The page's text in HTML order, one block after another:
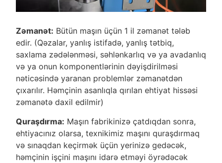
Zəmanət: Bütün maşın üçün 1 il zəmanət tələb
edir. (Qəzalar, yanlış istifadə, yanlış tətbiq,
saxlama zədələnməsi, səhlənkarlıq və ya avadanlıq
və ya onun komponentlərinin dəyişdirilməsi
nəticəsində yaranan problemlər zəmanətdən
çıxarılır. Həmçinin asanlıqla qırılan ehtiyat hissəsi
zəmanətə daxil edilmir)
Quraşdırma: Maşın fabrikinizə çatdıqdan sonra,
ehtiyacınız olarsa, texnikimiz maşını quraşdırmaq
və sınaqdan keçirmək üçün yerinizə gedəcək,
həmçinin işçini maşını idarə etməyi öyrədəcək